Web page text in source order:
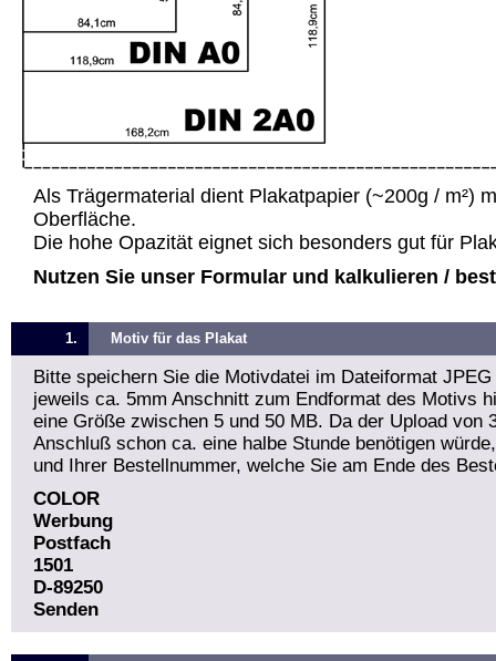
Als Trägermaterial dient Plakatpapier (~200g / m²)
Oberfläche.
Die hohe Opazität eignet sich besonders gut für
Nutzen Sie unser Formular und kalkulieren /
1. Motiv für das Plakat
Bitte speichern Sie die Motivdatei im Dateiformat
jeweils ca. 5mm Anschnitt zum Endformat des Motivs
eine Größe zwischen 5 und 50 MB. Da der Upload von
Anschluß schon ca. eine halbe Stunde benötigen
und Ihrer Bestellnummer, welche Sie am Ende des
COLOR
Werbung
Postfach
1501
D-89250
Senden